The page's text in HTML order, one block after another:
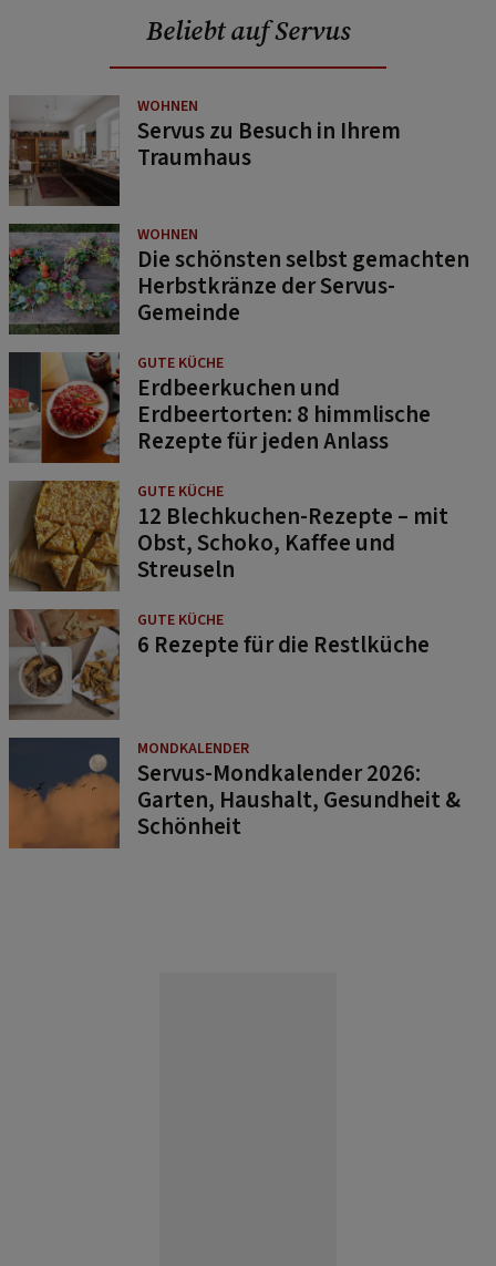
Beliebt auf Servus
WOHNEN
Servus zu Besuch in Ihrem
Traumhaus
WOHNEN
Die schönsten selbst gemachten
Herbstkränze der Servus-
Gemeinde
GUTE KÜCHE
Erdbeerkuchen und
Erdbeertorten: 8 himmlische
Rezepte für jeden Anlass
GUTE KÜCHE
12 Blechkuchen-Rezepte – mit
Obst, Schoko, Kaffee und
Streuseln
GUTE KÜCHE
6 Rezepte für die Restlküche
MONDKALENDER
Servus-Mondkalender 2026:
Garten, Haushalt, Gesundheit &
Schönheit